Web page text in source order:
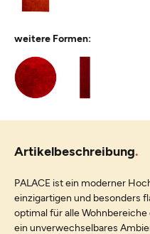
weitere Formen:
Artikelbeschreibung
PALACE ist ein moderner
einzigartigen und besonders
optimal für alle
ein unverwechselbares